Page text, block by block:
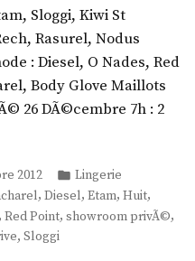
Sloggi, Kiwi St
Rasurel, Nodus
: Diesel, O Nades, Red
Body Glove Maillots
26 DÃ©cembre 7h : 2
2012
Publié
dans
Lingerie
, Diesel, Etam, Huit,
, Red Point, showroom privÃ©,
, Sloggi